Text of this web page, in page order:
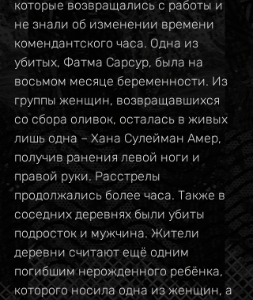
которые возвращались с работы и
не знали об изменении времени
комендантского часа. Одна из
убитых, Фатма Сарсур, была на
восьмом месяце беременности. Из
группы женщин, возвращавшихся
со сбора оливок, осталась в живых
лишь одна – Хана Сулейман Амер,
получив ранения левой ноги и
правой руки. Расстрелы
продолжались более часа. Также в
соседних деревнях были убиты
подросток и мужчина. Жители
деревни считают ещё одним
погибшим нерожденного ребёнка,
которого носила одна из женщин, а